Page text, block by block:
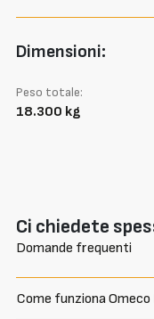
Dimensioni:
Peso totale:
18.300 kg
Ci chiedete
Domande frequenti
Come funziona Omeco